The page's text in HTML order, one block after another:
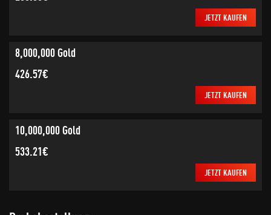
JETZT KAUFEN
8,000,000 Gold
426.57€
JETZT KAUFEN
10,000,000 Gold
533.21€
JETZT KAUFEN